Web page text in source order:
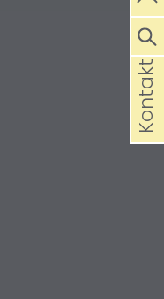
Kontakt